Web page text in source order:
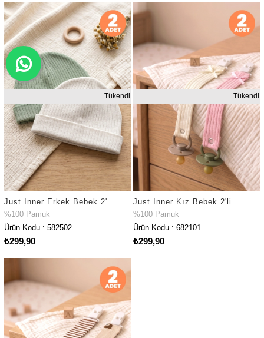
Tükendi
Just Inner Erkek Bebek 2'li %100 Pamuk Bere Düz Renk Dokulu Esnek ve Konforlu (582502)
%100 Pamuk
Ürün Kodu : 582502
₺299,90
Tükendi
Just Inner Kız Bebek 2'li %100 Pamuk Emzik Askısı Klipsli Düz Renk Dokulu Güvenli ve Şık (682101)
%100 Pamuk
Ürün Kodu : 682101
₺299,90